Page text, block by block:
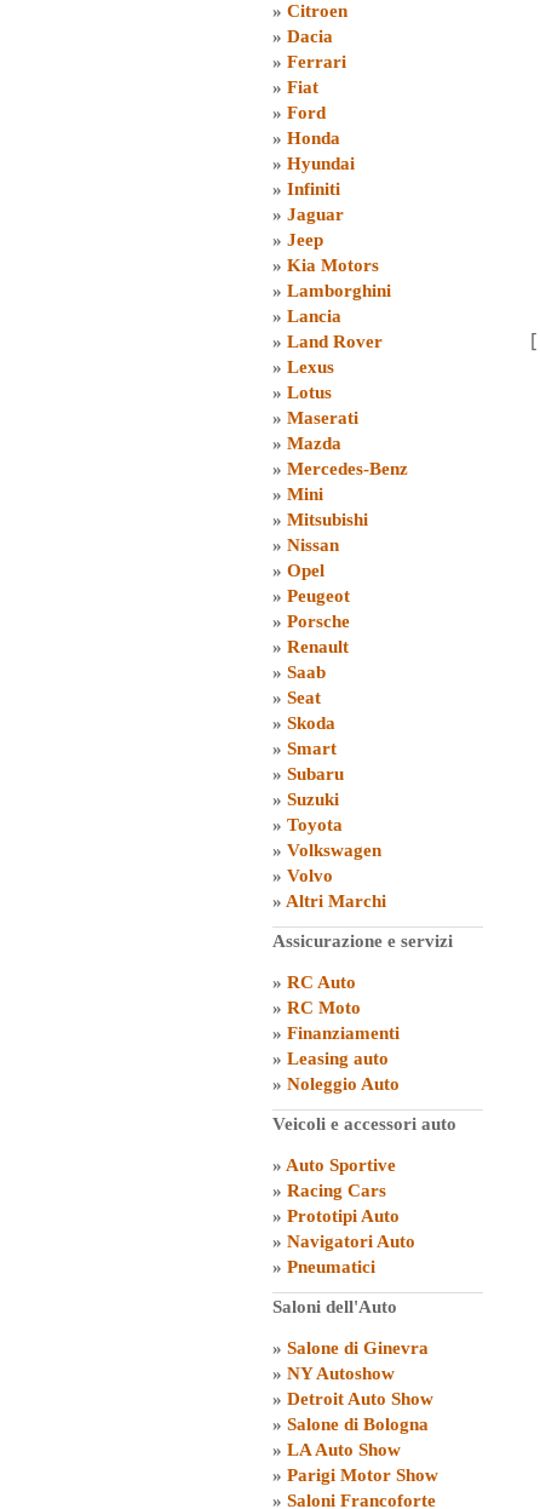
» Citroen
» Dacia
» Ferrari
» Fiat
» Ford
» Honda
» Hyundai
» Infiniti
» Jaguar
» Jeep
» Kia Motors
» Lamborghini
» Lancia
» Land Rover
» Lexus
» Lotus
» Maserati
» Mazda
» Mercedes-Benz
» Mini
» Mitsubishi
» Nissan
» Opel
» Peugeot
» Porsche
» Renault
» Saab
» Seat
» Skoda
» Smart
» Subaru
» Suzuki
» Toyota
» Volkswagen
» Volvo
» Altri Marchi
Assicurazione e servizi
» RC Auto
» RC Moto
» Finanziamenti
» Leasing auto
» Noleggio Auto
Veicoli e accessori auto
» Auto Sportive
» Racing Cars
» Prototipi Auto
» Navigatori Auto
» Pneumatici
Saloni dell'Auto
» Salone di Ginevra
» NY Autoshow
» Detroit Auto Show
» Salone di Bologna
» LA Auto Show
» Parigi Motor Show
» Saloni Francoforte
[